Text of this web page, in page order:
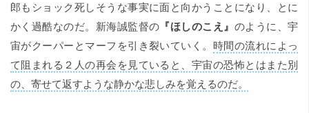
郎もショック死しそうな事実に面と向かうことになり、とに
かく過酷なのだ。新海誠監督の 『ほしのこえ』 のように、宇
宙がクーパーとマーフを引き裂いていく。 時間の流れによっ
て阻まれる２人の再会を見ていると、宇宙の恐怖とはまた別
の、寄せて返すような静かな悲しみを覚えるのだ。